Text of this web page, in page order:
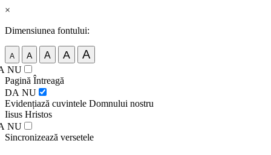
×
Dimensiunea fontului:
A A A A A
NU
Pagină Întreagă
DA NU
Evidențiază cuvintele Domnului nostru
Iisus Hristos
NU
Sincronizează versetele